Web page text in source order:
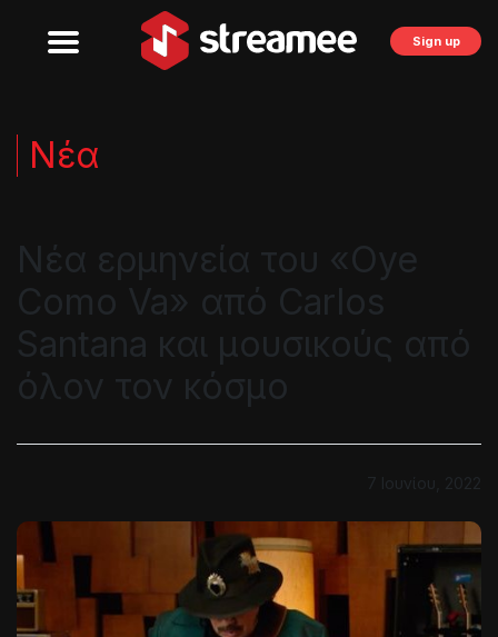
Sign up
Νέα
Νέα ερμηνεία του «Oye
Como Va» από Carlos
Santana και μουσικούς από
όλον τον κόσμο
7 Ιουνίου, 2022